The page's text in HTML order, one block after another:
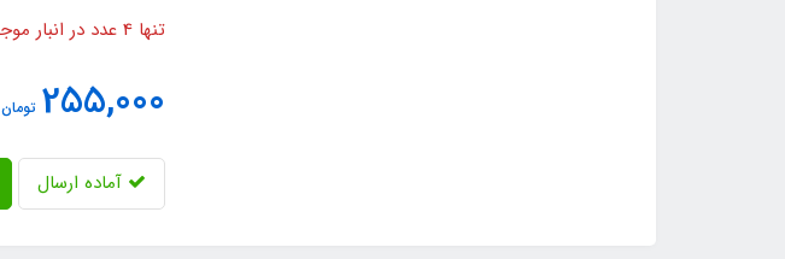
تنها 4 عدد در انبار موجود است
255,000 تومان
آماده ارسال